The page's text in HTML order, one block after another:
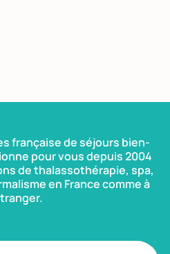
française de séjours bien-
pour vous depuis 2004
de thalassothérapie, spa,
en France comme à